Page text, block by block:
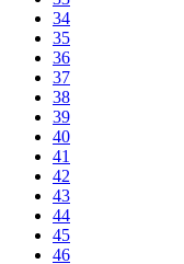
34
35
36
37
38
39
40
41
42
43
44
45
46